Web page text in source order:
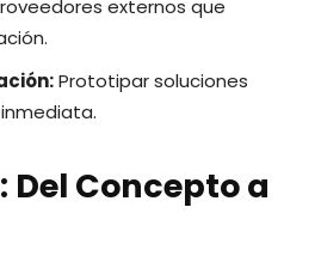
externos que
Prototipar soluciones
Del Concepto a